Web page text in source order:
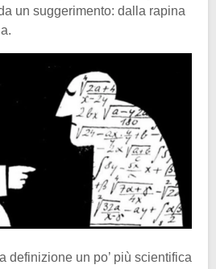
un suggerimento: dalla rapina
definizione un po’ più scientifica